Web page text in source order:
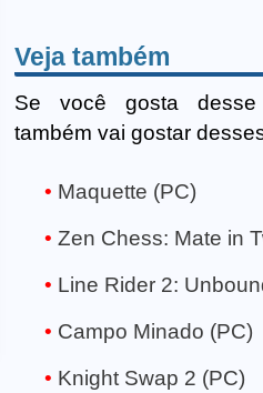
Veja também
Se você gosta desse
também vai gostar
Maquette (PC)
Zen Chess: Mate in
Line Rider 2:
Campo Minado (PC)
Knight Swap 2 (PC)